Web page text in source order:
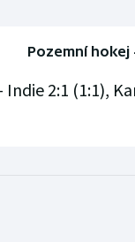
Pozemní hokej
Indie 2:1 (1:1),